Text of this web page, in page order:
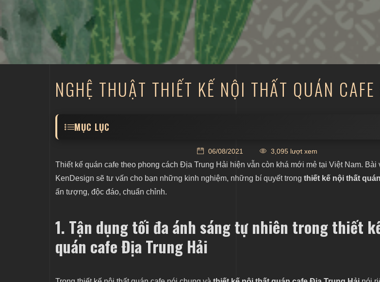
NGHỆ THUẬT THIẾT KẾ NỘI THẤT QUÁN
MỤC LỤC
2. Sử dụng những đường cong mềm mại trong thiết kế nội thất quán cafe Địa Trung Hải
3. Sử dụng màu sắc tươi sáng, tự nhiên trong thiết kế nội thất quán cafe Địa Trung Hải
4. Đơn giản hóa trong hệ thống bàn ghế của thiết kế nội thất quán cafe Địa Trung Hải
Thiết kế nội thất quán cafe Địa Trung Hải cùng KenDesign
06/08/2021 3,095 lượt xem
Thiết kế quán cafe theo phong cách Địa Trung Hải hiện vẫn còn khá mới mẻ tại Việt Nam.
KenDesign sẽ tư vấn cho bạn những kinh nghiệm, những bí quyết trong thiết kế nội thất
ấn tượng, độc đáo, chuẩn chỉnh.
1. Tận dụng tối đa ánh sáng tự nhiên trong thiết
quán cafe Địa Trung Hải